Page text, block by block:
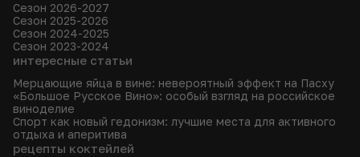
Сезон 2026-2027
Сезон 2025-2026
Сезон 2024-2025
Сезон 2023-2024
интересные статьи
Мерцающие яйца в вине: невероятный эффект на Пасху
«Большое Русское Вино»: особый взгляд на российское
виноделие
Спорт как новый гедонизм: лучшие места для активного
отдыха и аперитива
рецепты коктейлей